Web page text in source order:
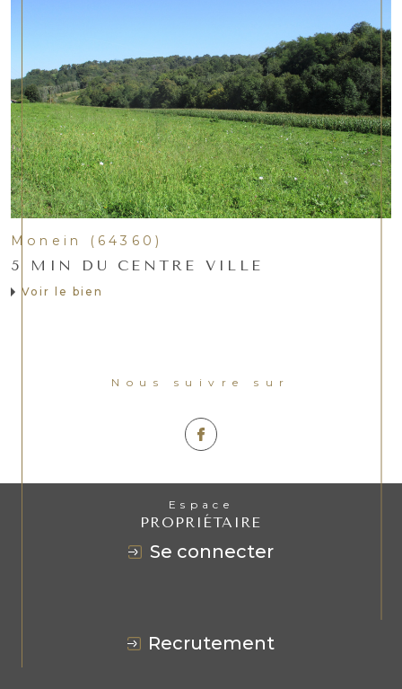
Monein (64360)
5 MIN DU CENTRE VILLE
Voir le bien
Nous suivre sur
Espace
PROPRIÉTAIRE
se connecter
recrutement